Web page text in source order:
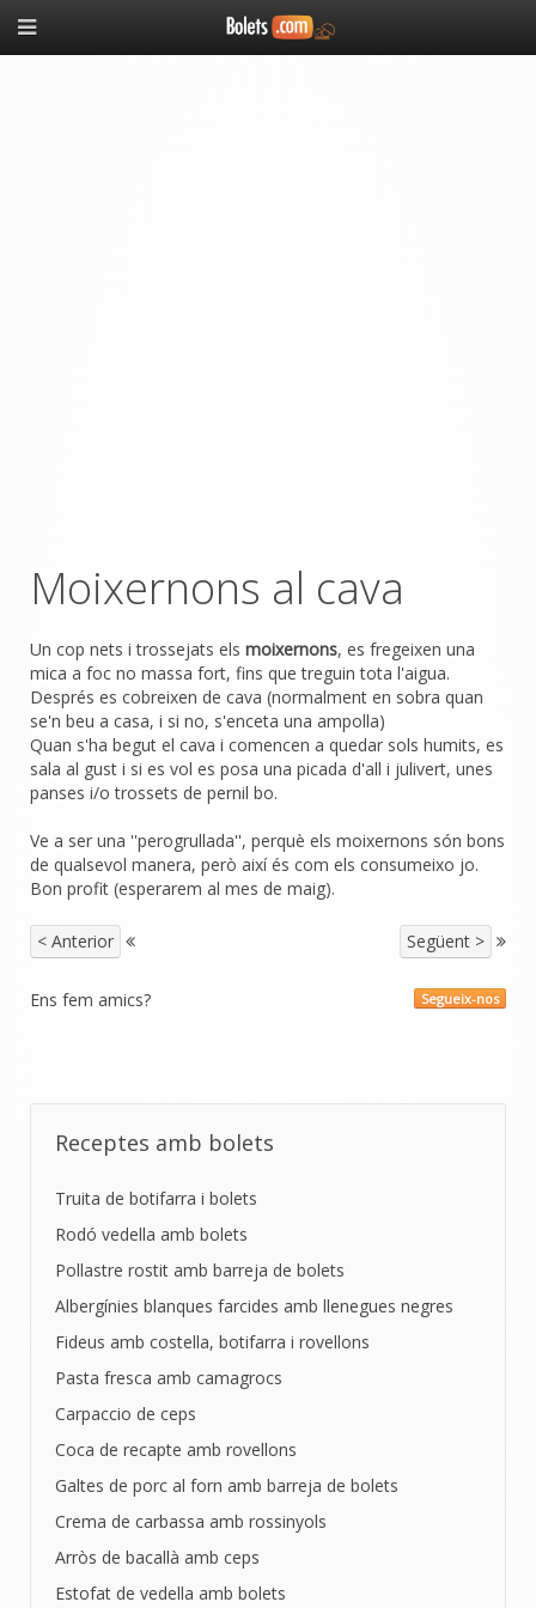
Moixernons al cava
Un cop nets i trossejats els moixernons, es fregeixen una
mica a foc no massa fort, fins que treguin tota l'aigua.
Després es cobreixen de cava (normalment en sobra quan
se'n beu a casa, i si no, s'enceta una ampolla)
Quan s'ha begut el cava i comencen a quedar sols humits, es
sala al gust i si es vol es posa una picada d'all i julivert, unes
panses i/o trossets de pernil bo.
Ve a ser una ''perogrullada'', perquè els moixernons són bons
de qualsevol manera, però així és com els consumeixo jo.
Bon profit (esperarem al mes de maig).
< Anterior Següent >
Segueix-nos
Ens fem amics?
Receptes amb bolets
Truita de botifarra i bolets
Rodó vedella amb bolets
Pollastre rostit amb barreja de bolets
Albergínies blanques farcides amb llenegues negres
Fideus amb costella, botifarra i rovellons
Pasta fresca amb camagrocs
Carpaccio de ceps
Coca de recapte amb rovellons
Galtes de porc al forn amb barreja de bolets
Crema de carbassa amb rossinyols
Arròs de bacallà amb ceps
Estofat de vedella amb bolets